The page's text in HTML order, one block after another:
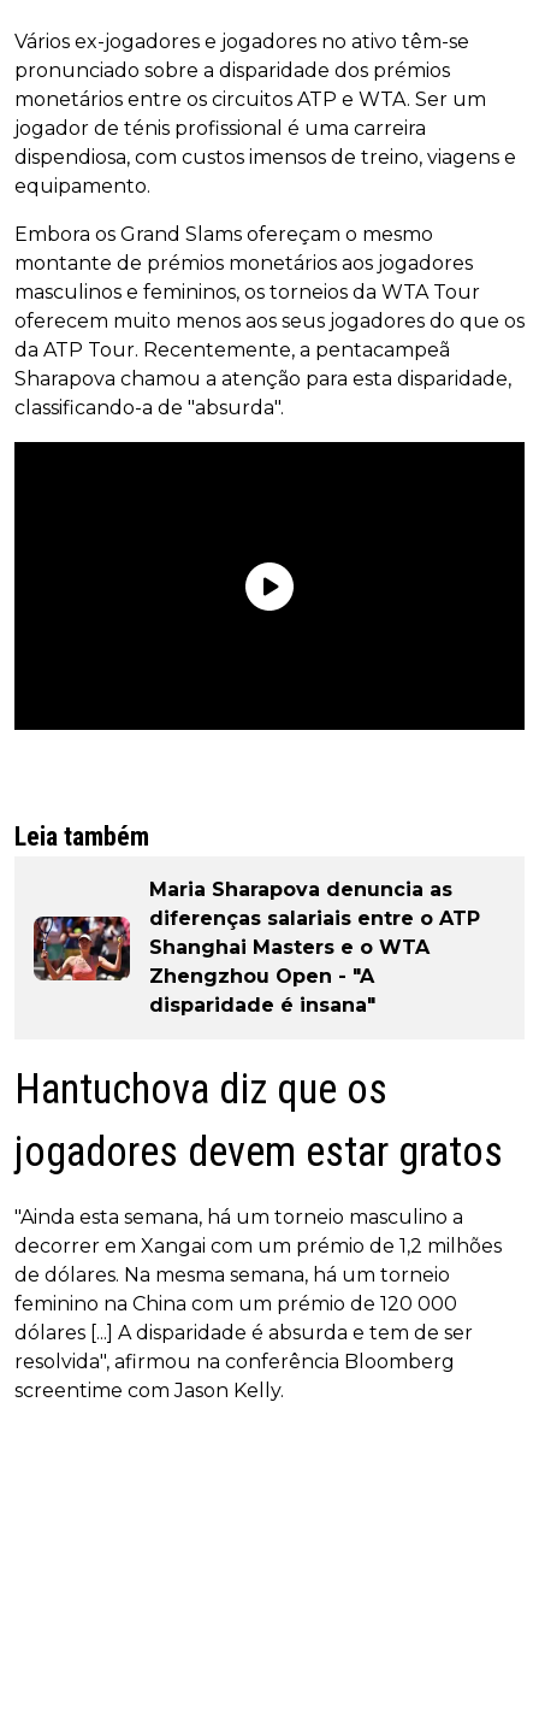
Vários ex-jogadores e jogadores no ativo têm-se
pronunciado sobre a disparidade dos prémios
monetários entre os circuitos ATP e WTA. Ser um
jogador de ténis profissional é uma carreira
dispendiosa, com custos imensos de treino, viagens e
equipamento.
Embora os Grand Slams ofereçam o mesmo
montante de prémios monetários aos jogadores
masculinos e femininos, os torneios da WTA Tour
oferecem muito menos aos seus jogadores do que os
da ATP Tour. Recentemente, a pentacampeã
Sharapova chamou a atenção para esta disparidade,
classificando-a de "absurda".
Leia também
Maria Sharapova denuncia as
diferenças salariais entre o ATP
Shanghai Masters e o WTA
Zhengzhou Open - "A
disparidade é insana"
Hantuchova diz que os
jogadores devem estar gratos
"Ainda esta semana, há um torneio masculino a
decorrer em Xangai com um prémio de 1,2 milhões
de dólares. Na mesma semana, há um torneio
feminino na China com um prémio de 120 000
dólares [...] A disparidade é absurda e tem de ser
resolvida", afirmou na conferência Bloomberg
screentime com Jason Kelly.